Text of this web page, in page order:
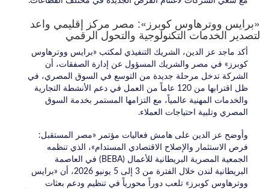
«برايس ووترهاوس كوبرز»: مصر مركز إقليمي واعد
لتصدير الخدمات التكنولوجية والتحول الرقمي
أكد ماجد عز الدين، الشريك التنفيذي لمكتب «برايس ووترهاوس
كوبرز» في مصر والشريك المسؤول عن إدارة الصفقات، أن
الشركة تدخل مرحلة جديدة من التوسع في السوق المصري، في
ظل اقترابها من 120 عاماً من العمل في دعم الأنشطة التجارية
والخدمات المهنية عالمياً، مع التزامها المستمر بخدمة السوق
المصري وتلبية احتياجات العملاء.
وأوضح عز الدين على هامش فعاليات مؤتمر «مصر المستقبل:
فرص الاستثمار والإصلاح الاقتصادي المستدام»، الذي تنظمه
الجمعية المصرية البريطانية للأعمال (BEBA) في العاصمة
البريطانية لندن خلال الفترة من 3 إلى 5 يونيو 2026، أن «برايس
ووترهاوس كوبرز» تلعب دوراً محورياً في تنظيم ودعم بعثات